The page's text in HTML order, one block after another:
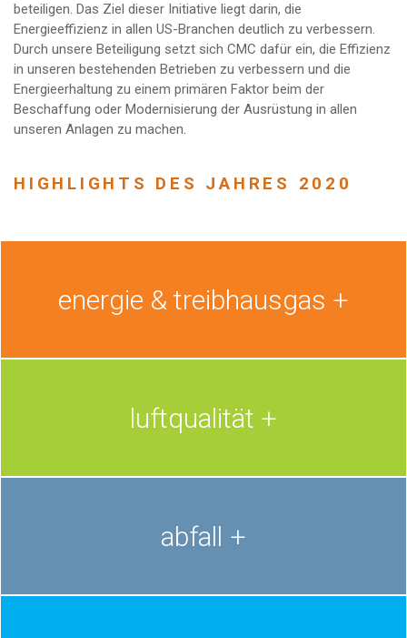
beteiligen. Das Ziel dieser Initiative liegt darin, die
Energieeffizienz in allen US-Branchen deutlich zu verbessern.
Durch unsere Beteiligung setzt sich CMC dafür ein, die Effizienz
in unseren bestehenden Betrieben zu verbessern und die
Energieerhaltung zu einem primären Faktor beim der
Beschaffung oder Modernisierung der Ausrüstung in allen
unseren Anlagen zu machen.
HIGHLIGHTS DES JAHRES 2020
energie & treibhausgas
luftqualität
abfall